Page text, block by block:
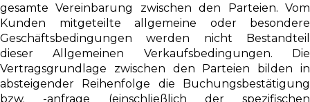
gesamte Vereinbarung zwischen den Parteien. Vom
Kunden mitgeteilte allgemeine oder besondere
Geschäftsbedingungen werden nicht Bestandteil
dieser Allgemeinen Verkaufsbedingungen. Die
Vertragsgrundlage zwischen den Parteien bilden in
absteigender Reihenfolge die Buchungsbestätigung
bzw. -anfrage (einschließlich der spezifischen